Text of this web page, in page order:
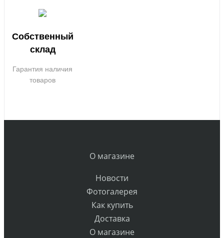
Собственный
склад
Гарантия наличия
товаров
О магазине
Новости
Фотогалерея
Как купить
Доставка
О магазине